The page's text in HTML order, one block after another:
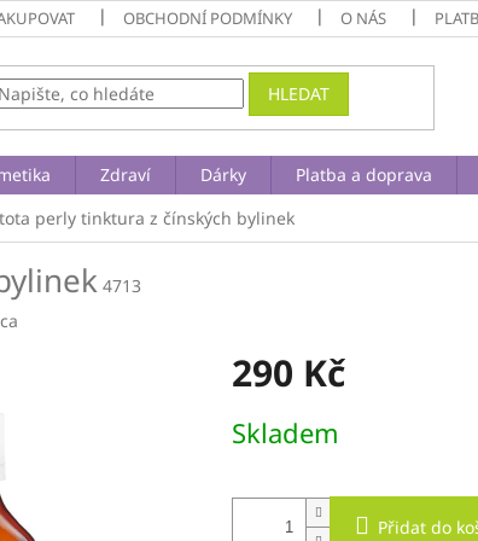
OBCHODNÍ PODMÍNKY O NÁS
HLEDAT
Zdraví Dárky Platba a doprava
perly tinktura z čínských bylinek
4713
290 Kč
cena:
Skladem
Přidat do